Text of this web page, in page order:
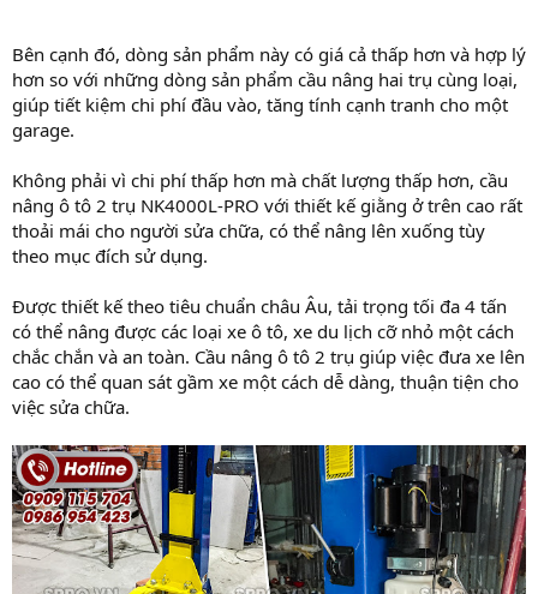
Bên cạnh đó, dòng sản phẩm này có giá cả thấp hơn và hợp lý
hơn so với những dòng sản phẩm cầu nâng hai trụ cùng loại,
giúp tiết kiệm chi phí đầu vào, tăng tính cạnh tranh cho một
garage.
Không phải vì chi phí thấp hơn mà chất lượng thấp hơn, cầu
nâng ô tô 2 trụ NK4000L-PRO với thiết kế giằng ở trên cao rất
thoải mái cho người sửa chữa, có thể nâng lên xuống tùy
theo mục đích sử dụng.
Được thiết kế theo tiêu chuẩn châu Âu, tải trọng tối đa 4 tấn
có thể nâng được các loại xe ô tô, xe du lịch cỡ nhỏ một cách
chắc chắn và an toàn. Cầu nâng ô tô 2 trụ giúp việc đưa xe lên
cao có thể quan sát gầm xe một cách dễ dàng, thuận tiện cho
việc sửa chữa.